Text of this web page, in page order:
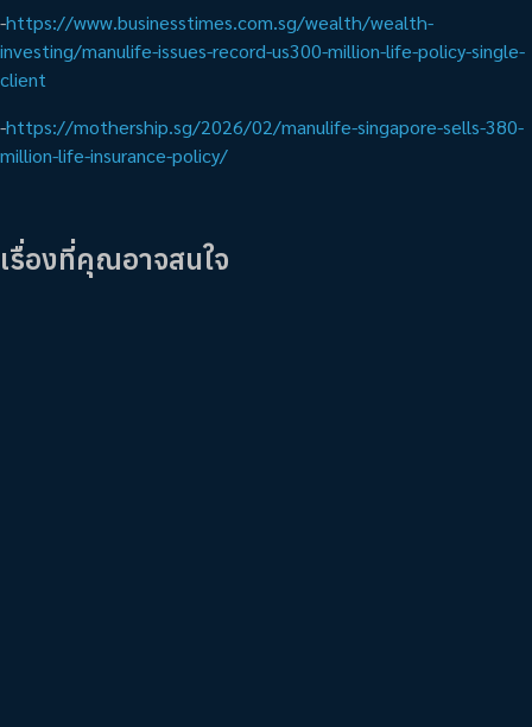
-https://www.businesstimes.com.sg/wealth/wealth-
investing/manulife-issues-record-us300-million-life-policy-single-
client
-https://mothership.sg/2026/02/manulife-singapore-sells-380-
million-life-insurance-policy/
เรื่องที่คุณอาจสนใจ